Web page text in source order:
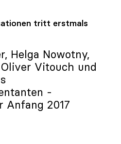
tritt erstmals
Helga Nowotny,
Vitouch und
-
Anfang 2017